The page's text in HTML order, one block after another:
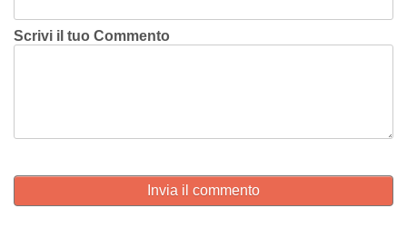
Scrivi il tuo Commento
Invia il commento